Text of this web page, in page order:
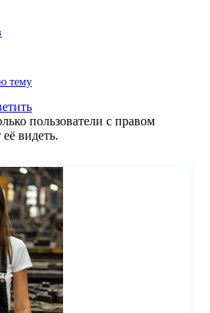
тему
пользователи с правом
видеть.